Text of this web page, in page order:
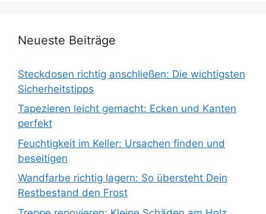
Neueste Beiträge
Steckdosen richtig anschließen: Die wichtigsten
Sicherheitstipps
Tapezieren leicht gemacht: Ecken und Kanten
perfekt
Feuchtigkeit im Keller: Ursachen finden und
beseitigen
Wandfarbe richtig lagern: So übersteht Dein
Restbestand den Frost